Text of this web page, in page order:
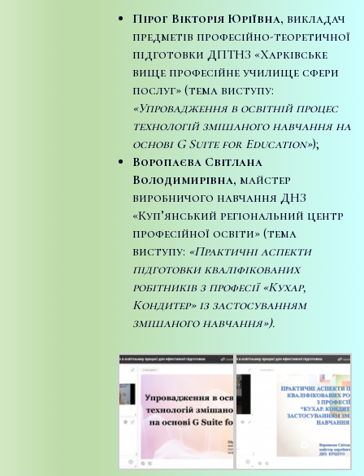
Пірог Вікторія Юріївна, викладач
предметів професійно-теоретичної
підготовки ДПТНЗ «Харківське
вище професійне училище сфери
послуг» (тема виступу:
«Упровадження в освітній процес
технологій змішаного навчання на
основі G Suite for Education»);
Воропаєва Світлана
Володимирівна, майстер
виробничого навчання ДНЗ
«Куп’янський регіональний центр
професійної освіти» (тема
виступу: «Практичні аспекти
підготовки кваліфікованих
робітників з професії «Кухар,
Кондитер» із застосуванням
змішаного навчання»).